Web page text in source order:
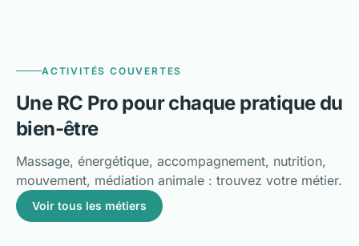
ACTIVITÉS COUVERTES
Une RC Pro pour chaque pratique du
bien-être
Massage, énergétique, accompagnement, nutrition,
mouvement, médiation animale : trouvez votre métier.
Voir tous les métiers